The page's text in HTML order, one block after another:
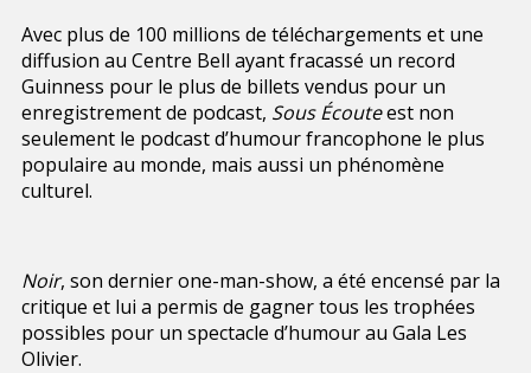
Avec plus de 100 millions de téléchargements et une
diffusion au Centre Bell ayant fracassé un record
Guinness pour le plus de billets vendus pour un
enregistrement de podcast, Sous Écouteest non
seulement le podcast d’humour francophone le plus
populaire au monde, mais aussi un phénomène
culturel.
Noir, son dernier one-man-show, a été encensé par la
critique et lui a permis de gagner tous les trophées
possibles pour un spectacle d’humour au Gala Les
Olivier.